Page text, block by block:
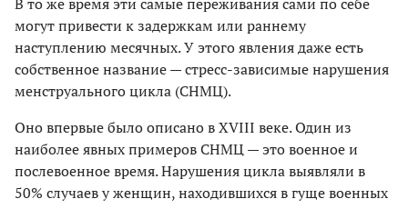
могут привести к задержкам или раннему
наступлению месячных. У этого явления даже есть
собственное название — стресс-зависимые нарушения
менструального цикла (СНМЦ).
Оно впервые было описано в XVIII веке. Один из
наиболее явных примеров СНМЦ — это военное и
послевоенное время. Нарушения цикла выявляли в
50% случаев у женщин, находившихся в гуще военных